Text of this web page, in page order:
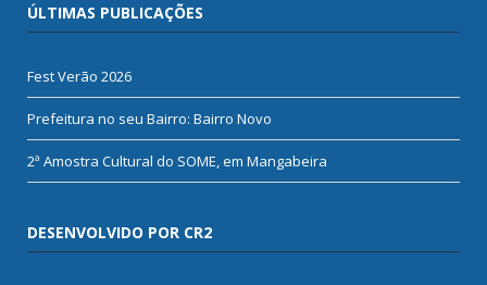
ÚLTIMAS PUBLICAÇÕES
Fest Verão 2026
Prefeitura no seu Bairro: Bairro Novo
2ª Amostra Cultural do SOME, em Mangabeira
DESENVOLVIDO POR CR2